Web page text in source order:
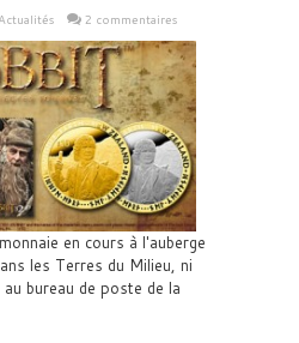
Actualités 2 commentaires
en cours à l'auberge
les Terres du Milieu, ni
bureau de poste de la